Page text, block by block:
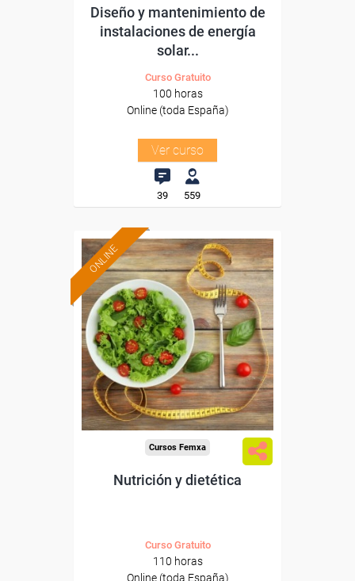
Diseño y mantenimiento de
instalaciones de energía
solar...
Curso Gratuito
100 horas
Online (toda España)
Ver curso
39 559
ONLINE
Formación 100%
subvencionada.
Para desempleados,
trabajadores y autónomos.
Sector
-Hosteleria y Turismo.
Cursos Femxa
Nutrición y dietética
Curso Gratuito
110 horas
Online (toda España)